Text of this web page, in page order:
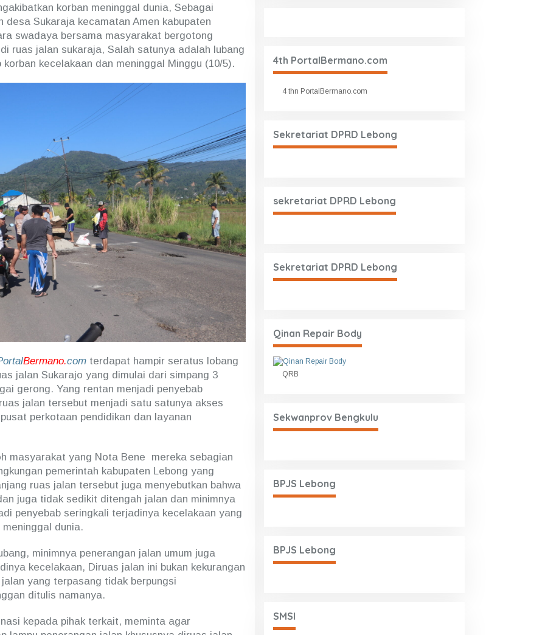
korban meninggal dunia, Sebagai
desa Sukaraja kecamatan Amen kabupaten
swadaya bersama masyarakat bergotong
ruas jalan sukaraja, Salah satunya adalah lubang
kecelakaan dan meninggal Minggu (10/5).
Bermano.comterdapat hampir seratus lobang
jalan Sukarajo yang dimulai dari simpang 3
gerong. Yang rentan menjadi penyebab
jalan tersebut menjadi satu satunya akses
perkotaan pendidikan dan layanan
masyarakat yang Nota Bene mereka sebagian
pemerintah kabupaten Lebong yang
ruas jalan tersebut juga menyebutkan bahwa
juga tidak sedikit ditengah jalan dan minimnya
penyebab seringkali terjadinya kecelakaan yang
dunia.
minimnya penerangan jalan umum juga
kecelakaan, Diruas jalan ini bukan kekurangan
yang terpasang tidak berpungsi
ditulis namanya.
kepada pihak terkait, meminta agar
4th PortalBermano.com
4 thn PortalBermano.com
Sekretariat DPRD Lebong
sekretariat DPRD Lebong
Sekretariat DPRD Lebong
Qinan Repair Body
QRB
Sekwanprov Bengkulu
BPJS Lebong
BPJS Lebong
SMSI